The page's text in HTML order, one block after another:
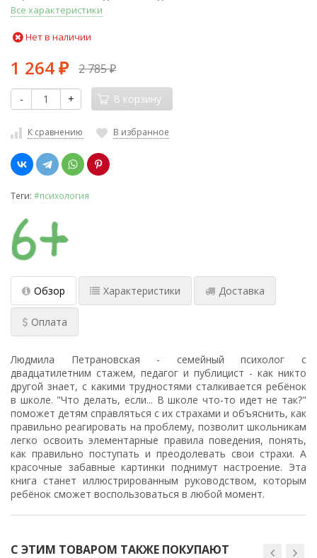
Все характеристики
Нет в наличии
1 264 ₽ 2 785₽
- + В корзину
К сравнению В избранное
Теги: #психология
Обзор Характеристики Доставка
Оплата
Людмила Петрановская - семейный психолог с
двадцатилетним стажем, педагог и публицист - как никто
другой знает, с какими трудностями сталкивается ребёнок
в школе. "Что делать, если... В школе что-то идет не так?"
поможет детям справляться с их страхами и объяснить, как
правильно реагировать на проблему, позволит школьникам
легко освоить элементарные правила поведения, понять,
как правильно поступать и преодолевать свои страхи. А
красочные забавные картинки поднимут настроение. Эта
книга станет иллюстрированным руководством, которым
ребёнок сможет воспользоваться в любой момент.
С ЭТИМ ТОВАРОМ ТАКЖЕ ПОКУПАЮТ